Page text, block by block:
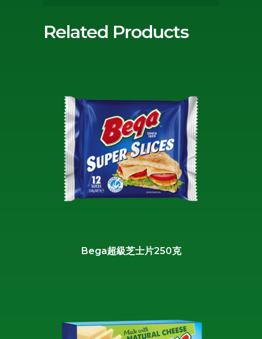
Related Products
Bega超級芝士片250克